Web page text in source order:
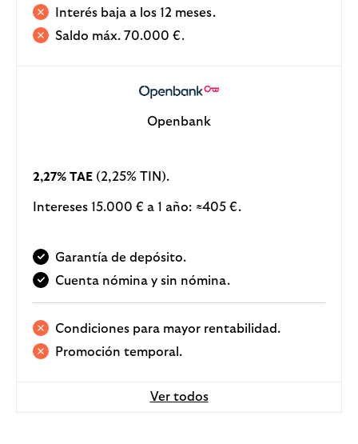
Interés baja a los 12 meses.
Saldo máx. 70.000 €.
Openbank
2,27% TAE (2,25% TIN).
Intereses 15.000 € a 1 año: ≈405 €.
Garantía de depósito.
Cuenta nómina y sin nómina.
Condiciones para mayor rentabilidad.
Promoción temporal.
Ver todos